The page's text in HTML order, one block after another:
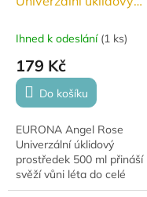
Ihned k odeslání (1 ks)
179 Kč
Do košíku
EURONA Angel Rose
Univerzální úklidový
prostředek 500 ml přináší
svěží vůni léta do celé
domácnosti. Účinně